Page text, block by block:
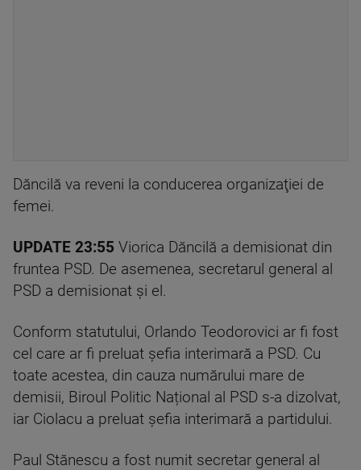
Dăncilă va reveni la conducerea organizaţiei de
femei.
UPDATE 23:55 Viorica Dăncilă a demisionat din
fruntea PSD. De asemenea, secretarul general al
PSD a demisionat și el.
Conform statutului, Orlando Teodorovici ar fi fost
cel care ar fi preluat șefia interimară a PSD. Cu
toate acestea, din cauza numărului mare de
demisii, Biroul Politic Național al PSD s-a dizolvat,
iar Ciolacu a preluat șefia interimară a partidului.
Paul Stănescu a fost numit secretar general al